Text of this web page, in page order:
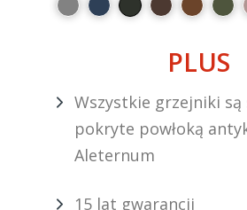
PLUS
Wszystkie grzejniki są
pokryte powłoką
Aleternum
15 lat gwarancji